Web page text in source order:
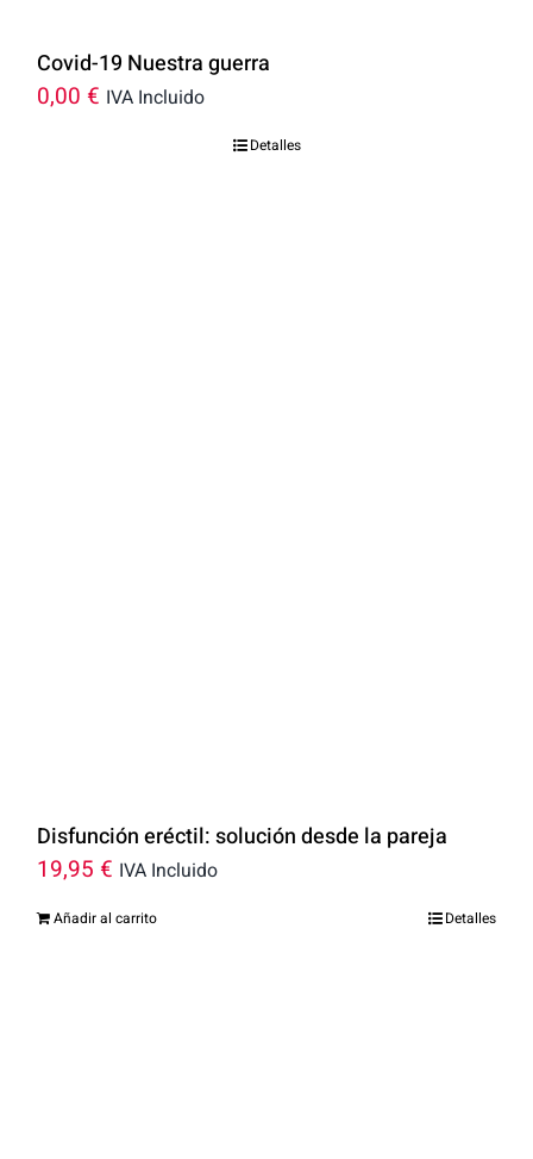
Covid-19 Nuestra guerra
0,00 € IVA Incluido
Detalles
Disfunción eréctil: solución desde la pareja
19,95 € IVA Incluido
Añadir al carrito Detalles